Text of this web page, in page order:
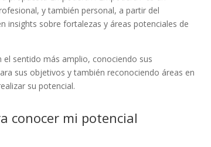
y también personal, a partir del
insights sobre fortalezas y áreas potenciales de
sentido más amplio, conociendo sus
sus objetivos y también reconociendo áreas en
su potencial.
conocer mi potencial